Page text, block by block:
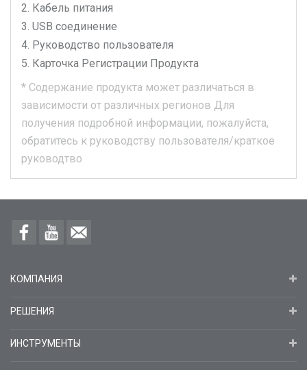
Кабель питания
USB соединение
Руководство пользователя
Карточка Регистрации Продукта
* Содержание продукта может различаться в
зависимости от различных регионов Для
получения подробной информации, пожалуйста,
обратитесь к руководству пользователя/краткое
руководтво
КОМПАНИЯ
РЕШЕНИЯ
ИНСТРУМЕНТЫ